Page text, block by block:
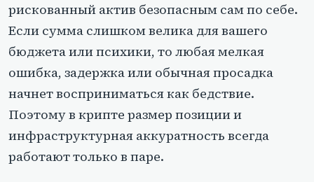
рискованный актив безопасным сам по себе.
Если сумма слишком велика для вашего
бюджета или психики, то любая мелкая
ошибка, задержка или обычная просадка
начнет восприниматься как бедствие.
Поэтому в крипте размер позиции и
инфраструктурная аккуратность всегда
работают только в паре.